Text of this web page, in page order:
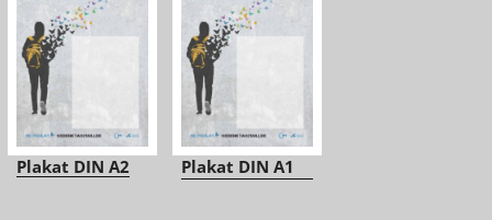
Plakat DIN A2 Plakat DIN A1